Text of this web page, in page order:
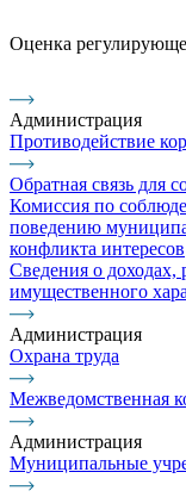
Оценка
Администрация
Противодействие
Обратная связь для
Комиссия по
поведению
конфликта интересов
Сведения о доходах,
имущественного
Администрация
Охрана труда
Межведомственная
Администрация
Муниципальные